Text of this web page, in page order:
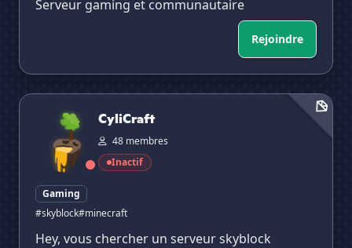
Serveur gaming et communautaire
Rejoindre
CyliCraft
CyliCraft
48 membres
Inactif
Gaming
#skyblock#minecraft
Hey, vous chercher un serveur skyblock